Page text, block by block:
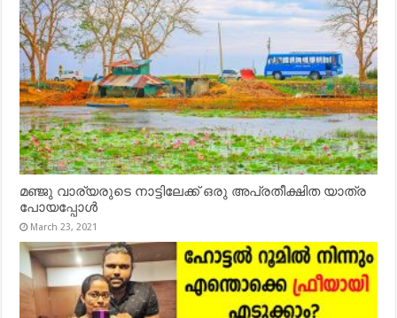
മഞ്ജു വാര്യരുടെ നാട്ടിലേക്ക് ഒരു അപ്രതീക്ഷിത യാത്ര
പോയപ്പോൾ
March 23, 2021